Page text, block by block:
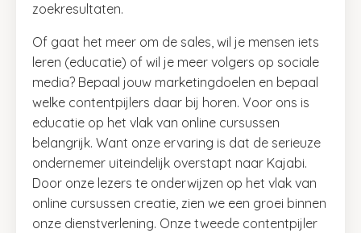
zoekresultaten.
Of gaat het meer om de sales, wil je mensen iets
leren (educatie) of wil je meer volgers op sociale
media? Bepaal jouw marketingdoelen en bepaal
welke contentpijlers daar bij horen. Voor ons is
educatie op het vlak van online cursussen
belangrijk. Want onze ervaring is dat de serieuze
ondernemer uiteindelijk overstapt naar Kajabi.
Door onze lezers te onderwijzen op het vlak van
online cursussen creatie, zien we een groei binnen
onze dienstverlening. Onze tweede contentpijler